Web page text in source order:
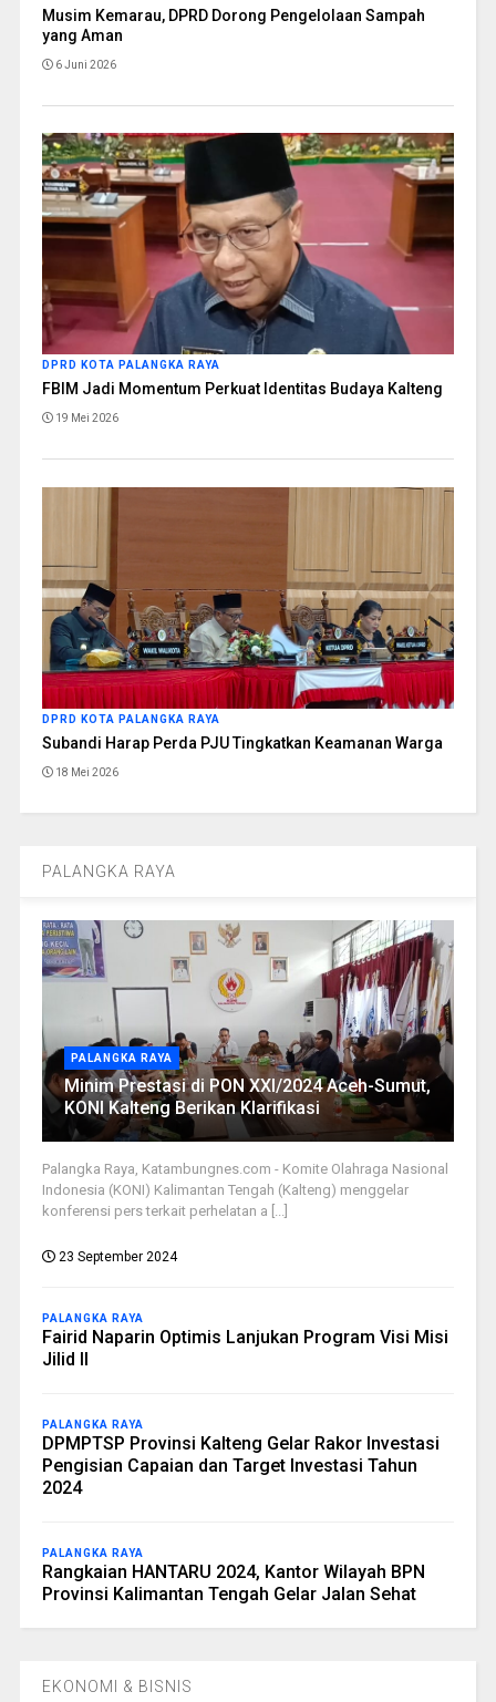
Musim Kemarau, DPRD Dorong Pengelolaan Sampah
yang Aman
6 Juni 2026
DPRD KOTA PALANGKA RAYA
FBIM Jadi Momentum Perkuat Identitas Budaya Kalteng
19 Mei 2026
DPRD KOTA PALANGKA RAYA
Subandi Harap Perda PJU Tingkatkan Keamanan Warga
18 Mei 2026
PALANGKA RAYA
PALANGKA RAYA
Minim Prestasi di PON XXI/2024 Aceh-Sumut,
KONI Kalteng Berikan Klarifikasi
Palangka Raya, Katambungnes.com - Komite Olahraga Nasional
Indonesia (KONI) Kalimantan Tengah (Kalteng) menggelar
konferensi pers terkait perhelatan a [...]
23 September 2024
PALANGKA RAYA
Fairid Naparin Optimis Lanjukan Program Visi Misi
Jilid II
PALANGKA RAYA
DPMPTSP Provinsi Kalteng Gelar Rakor Investasi
Pengisian Capaian dan Target Investasi Tahun
2024
PALANGKA RAYA
Rangkaian HANTARU 2024, Kantor Wilayah BPN
Provinsi Kalimantan Tengah Gelar Jalan Sehat
EKONOMI & BISNIS